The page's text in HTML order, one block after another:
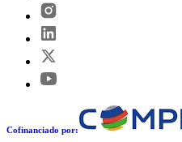
Cofinanciado por: